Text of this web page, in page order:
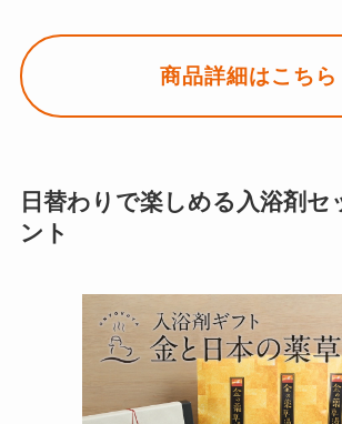
商品詳細はこちら
日替わりで楽しめる入浴剤
ント